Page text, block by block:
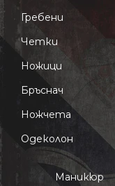
Гребени
Четки
Ножици
Бръснач
Ножчета
Одеколон
Маникюр